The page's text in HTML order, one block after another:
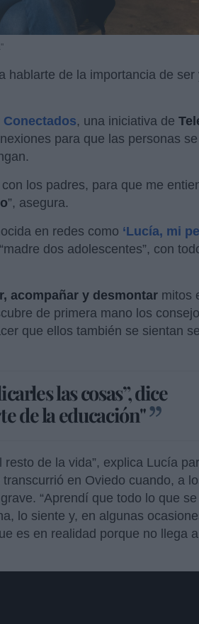
hablarte de la importancia de ser
Conectados, una iniciativa de
para que las personas
los padres, para que me
”, asegura.
en redes como ‘Lucía, mi
dos adolescentes”, con
acompañar y desmontar mitos
de primera mano los
que ellos también se sientan
las cosas”, dice
de la educación"
de la vida”, explica Lucía
transcurrió en Oviedo cuando, a
“Aprendí que todo lo que
lo siente y, en algunas
es en realidad porque no llega a